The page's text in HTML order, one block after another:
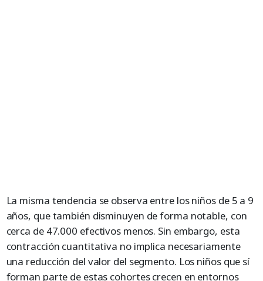
La misma tendencia se observa entre los niños de 5 a 9
años, que también disminuyen de forma notable, con
cerca de 47.000 efectivos menos. Sin embargo, esta
contracción cuantitativa no implica necesariamente
una reducción del valor del segmento. Los niños que sí
forman parte de estas cohortes crecen en entornos